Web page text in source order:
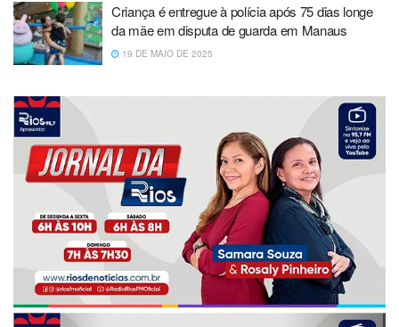
Criança é entregue à polícia após 75 dias longe
da mãe em disputa de guarda em Manaus
19 DE MAIO DE 2025